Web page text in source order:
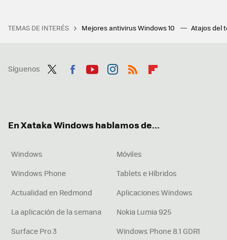
TEMAS DE INTERÉS Mejores antivirus Windows 10 Atajos del
Síguenos
En Xataka Windows hablamos de...
Windows
Móviles
Windows Phone
Tablets e Híbridos
Actualidad en Redmond
Aplicaciones Windows
La aplicación de la semana
Nokia Lumia 925
Surface Pro 3
Windows Phone 8.1 GDR1